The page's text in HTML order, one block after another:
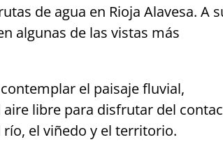
de agua en Rioja Alavesa. A
algunas de las vistas más
el paisaje fluvial,
libre para disfrutar del
el viñedo y el territorio.